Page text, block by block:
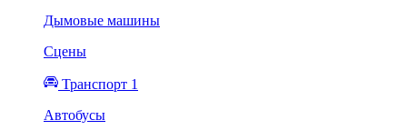
Дымовые машины
Сцены
Транспорт 1
Автобусы